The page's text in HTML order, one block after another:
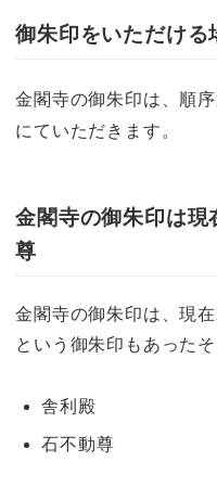
御朱印をいただける
金閣寺の御朱印は、順
にていただきます。
金閣寺の御朱印は現
尊
金閣寺の御朱印は、現
という御朱印もあったそ
舎利殿
石不動尊